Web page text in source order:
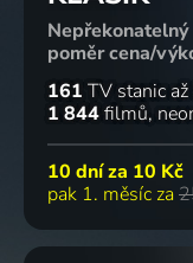
Nepřekonatelný
poměr cena/
161 TV stanic až
1 844filmů
10 dní za 10 Kč
pak 1. měsíc za